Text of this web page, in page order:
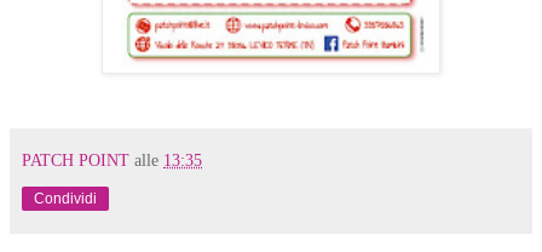
PATCH POINT alle 13:35
Condividi